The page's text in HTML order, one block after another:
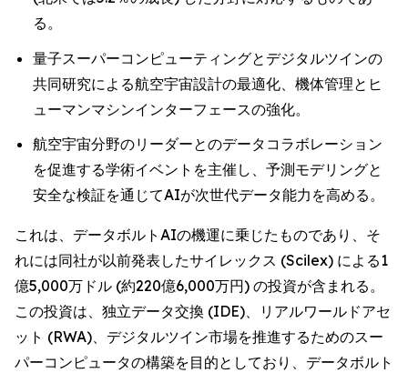
る。
量子スーパーコンピューティングとデジタルツインの
共同研究による航空宇宙設計の最適化、機体管理とヒ
ューマンマシンインターフェースの強化。
航空宇宙分野のリーダーとのデータコラボレーション
を促進する学術イベントを主催し、予測モデリングと
安全な検証を通じてAIが次世代データ能力を高める。
これは、データボルトAIの機運に乗じたものであり、そ
れには同社が以前発表したサイレックス (Scilex) による1
億5,000万ドル (約220億6,000万円) の投資が含まれる。
この投資は、独立データ交換 (IDE)、リアルワールドアセ
ット (RWA)、デジタルツイン市場を推進するためのスー
パーコンピュータの構築を目的としており、データボルト